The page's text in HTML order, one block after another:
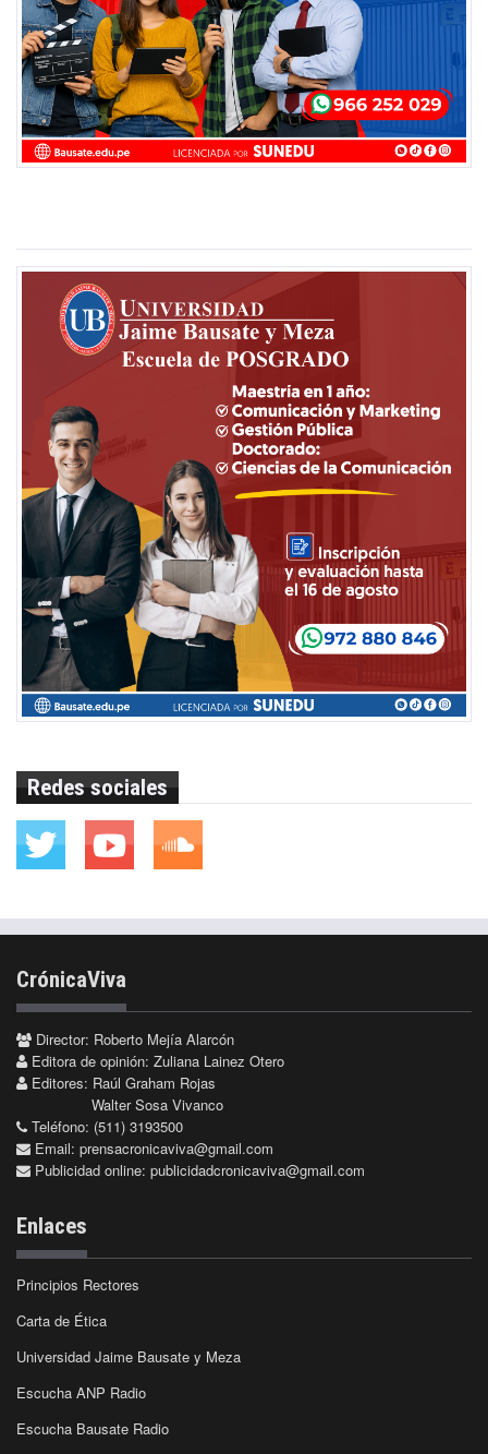
Redes sociales
CrónicaViva
Director: Roberto Mejía Alarcón
Editora de opinión: Zuliana Lainez Otero
Editores: Raúl Graham Rojas
Walter Sosa Vivanco
Teléfono: (511) 3193500
Email: prensacronicaviva@gmail.com
Publicidad online: publicidadcronicaviva@gmail.com
Enlaces
Principios Rectores
Carta de Ética
Universidad Jaime Bausate y Meza
Escucha ANP Radio
Escucha Bausate Radio